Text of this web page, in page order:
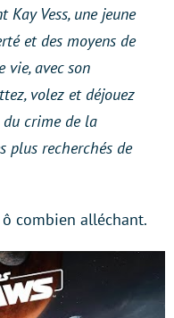
Vess, une jeune
et des moyens de
vie, avec son
volez et déjouez
du crime de la
plus recherchés de
combien alléchant.